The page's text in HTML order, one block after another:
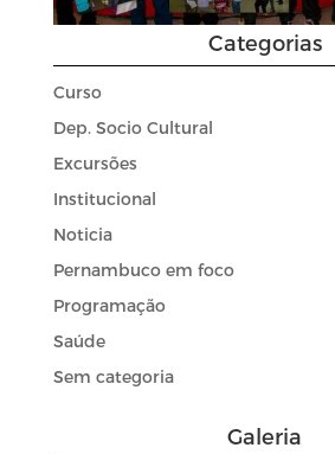
Categorias
Curso
Dep. Socio Cultural
Excursões
Institucional
Noticia
Pernambuco em foco
Programação
Saúde
Sem categoria
Galeria